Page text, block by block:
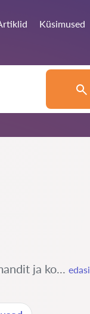
Küsimused
ja ko... edasi